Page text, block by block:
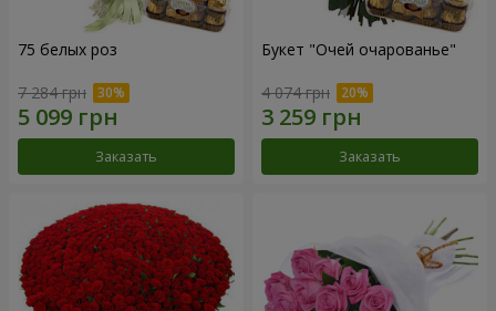
75 белых роз
7 284 грн
Заказать
Букет "Очей очарованье"
4 074 грн
Заказать